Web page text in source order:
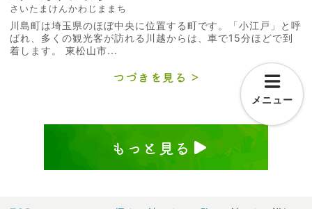
さいたまけんかわじままち
川島町は埼玉県のほぼ中央に位置する町です。「小江戸」と呼
ばれ、多くの観光客が訪れる川越からは、車で15分ほどで到
着します。 東松山市...
つづきを見る
もっと見る
メニュー